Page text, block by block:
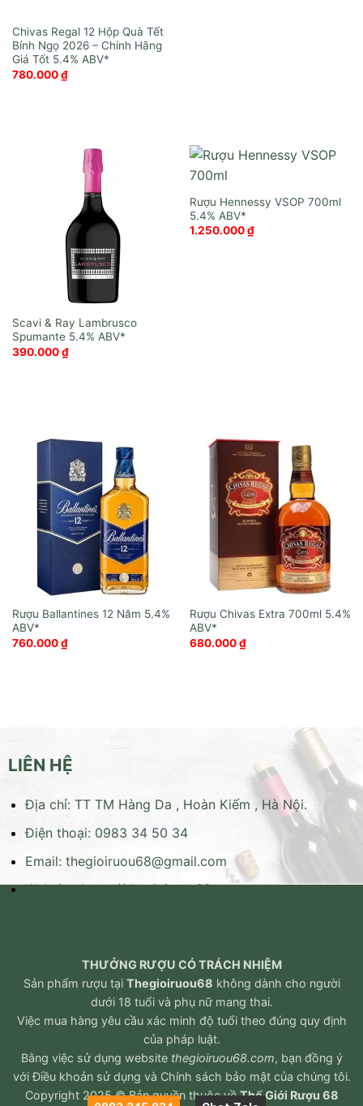
Chivas Regal 12 Hộp Quà Tết
Bính Ngọ 2026 – Chính Hãng
Giá Tốt
780.000₫
Scavi & Ray Lambrusco
Spumante
390.000₫
Rượu Hennessy VSOP 700ml
1.250.000₫
Rượu Ballantines 12 Năm
760.000₫
Rượu Chivas Extra 700ml
680.000₫
LIÊN HỆ
Địa chỉ: TT TM Hàng Da , Hoàn Kiếm , Hà Nội.
Điện thoại: 0983 34 50 34
Email: thegioiruou68@gmail.com
Website:https://thegioiruou68.com
THƯỞNG RƯỢU CÓ TRÁCH NHIỆM
Sản phẩm rượu tại Thegioiruou68 không dành cho người
dưới 18 tuổi và phụ nữ mang thai.
Việc mua hàng yêu cầu xác minh độ tuổi theo đúng quy định
của pháp luật.
Bằng việc sử dụng website thegioiruou68.com, bạn đồng ý
vớiĐiều khoản sử dụng và Chính sách bảo mậtcủa chúng tôi.
Copyright 2025 © Bản quyền thuộc vềThế Giới Rượu 68